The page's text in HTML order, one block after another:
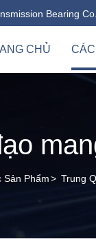
Bearing
CHỦ
Sản Phẩm> Trung